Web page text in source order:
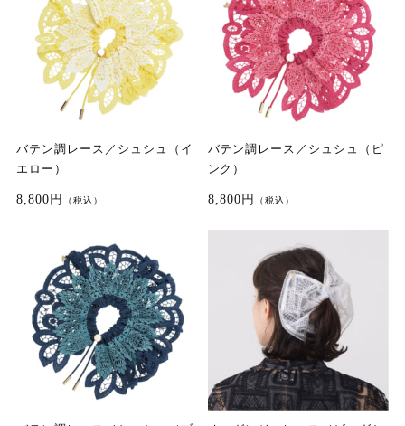
バテン調レース／シュシュ（イ
エロー）
8,800円 （税込）
バテン調レース／シュシュ（ピ
ンク）
8,800円 （税込）